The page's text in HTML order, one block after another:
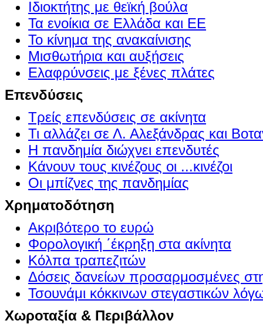
Ιδιοκτήτης με θεϊκή βούλα
Τα ενοίκια σε Ελλάδα και ΕΕ
Το κίνημα της ανακαίνισης
Μισθωτήρια και αυξήσεις
Ελαφρύνσεις με ξένες πλάτες
Επενδύσεις
Τρείς επενδύσεις σε ακίνητα
Τι αλλάζει σε Λ. Αλεξάνδρας και
Η πανδημία διώχνει επενδυτές
Κάνουν τους κινέζους οι ...κινέζοι
Οι μπίζνες της πανδημίας
Χρηματοδότηση
Ακριβότερο το ευρώ
Φορολογική ΄έκρηξη στα ακίνητα
Κόλπα τραπεζιτών
Δόσεις δανείων προσαρμοσμένες
Τσουνάμι κόκκινων στεγαστικών
Χωροταξία & Περιβάλλον